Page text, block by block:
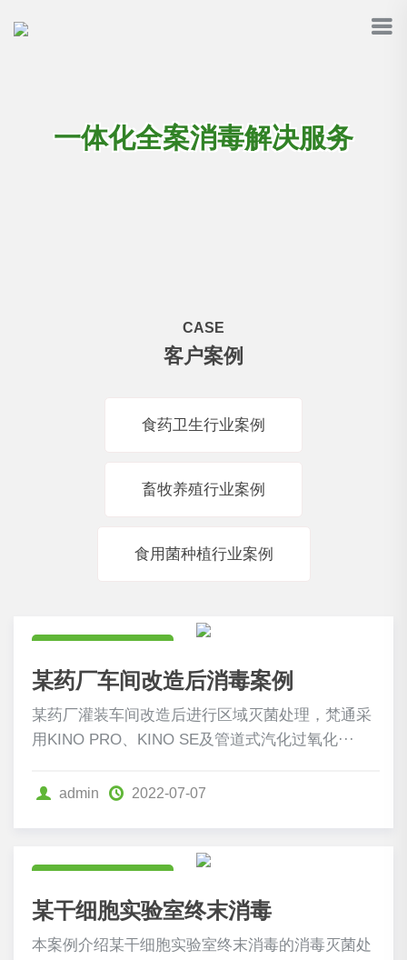
一体化全案消毒解决服务
CASE
客户案例
食药卫生行业案例
畜牧养殖行业案例
食用菌种植行业案例
某药厂车间改造后消毒案例
某药厂灌装车间改造后进行区域灭菌处理，梵通采
用KINO PRO、KINO SE及管道式汽化过氧化···
admin 2022-07-07
某干细胞实验室终末消毒
本案例介绍某干细胞实验室终末消毒的消毒灭菌处